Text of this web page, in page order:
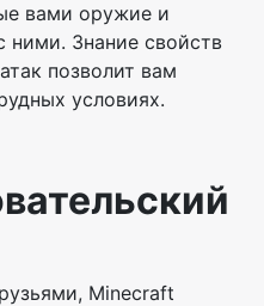
вами оружие и
ними. Знание свойств
позволит вам
условиях.
Minecraft